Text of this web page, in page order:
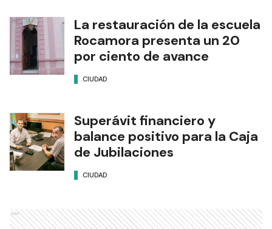
La restauración de la escuela
Rocamora presenta un 20
por ciento de avance
CIUDAD
Superávit financiero y
balance positivo para la Caja
de Jubilaciones
CIUDAD
Ads